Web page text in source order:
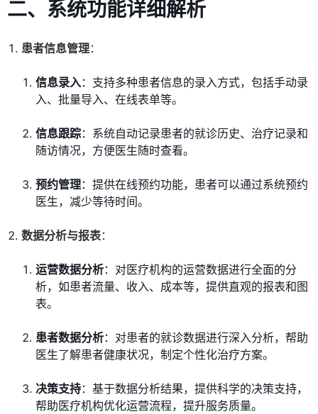
二、 系统功能详细解析
患者信息管理：
信息录入：支持多种患者信息的录入方式，包括手动录
入、批量导入、在线表单等。
信息跟踪：系统自动记录患者的就诊历史、治疗记录和
随访情况，方便医生随时查看。
预约管理：提供在线预约功能，患者可以通过系统预约
医生，减少等待时间。
数据分析与报表：
运营数据分析：对医疗机构的运营数据进行全面的分
析，如患者流量、收入、成本等，提供直观的报表和图
表。
患者数据分析：对患者的就诊数据进行深入分析，帮助
医生了解患者健康状况，制定个性化治疗方案。
决策支持：基于数据分析结果，提供科学的决策支持，
帮助医疗机构优化运营流程，提升服务质量。